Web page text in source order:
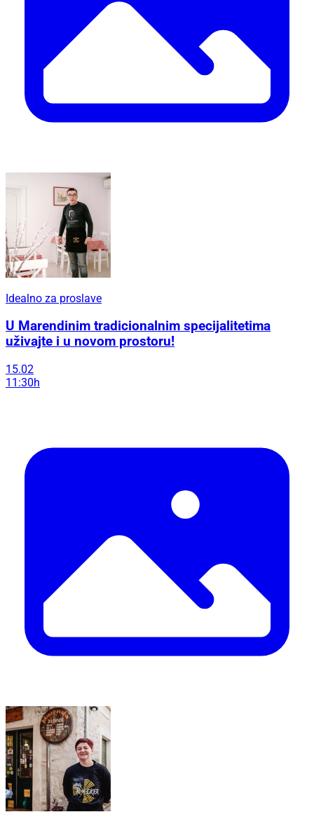
Idealno za proslave
U Marendinim tradicionalnim specijalitetima
uživajte i u novom prostoru!
15.02
11:30h